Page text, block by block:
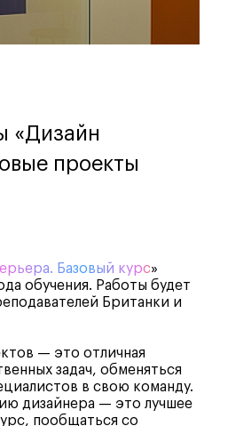
«Дизайн
проекты
Базовый курс»
обучения. Работы будет
Британки и
— это отличная
задач, обменяться
в свою команду.
дизайнера — это лучшее
пообщаться со